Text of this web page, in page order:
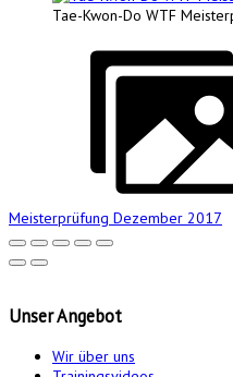
Tae-Kwon-Do WTF
Meisterprüfung Dezember 2017
UnserAngebot
Wir über uns